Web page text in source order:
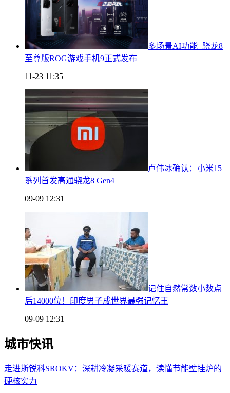
多场景AI功能+骁龙8
至尊版ROG游戏手机9正式发布
11-23 11:35
卢伟冰确认：小米15
系列首发高通骁龙8 Gen4
09-09 12:31
记住自然常数小数点
后14000位！印度男子成世界最强记忆王
09-09 12:31
城市快讯
走进斯锐科SROKV：深耕冷凝采暖赛道，读懂节能壁挂炉的
硬核实力